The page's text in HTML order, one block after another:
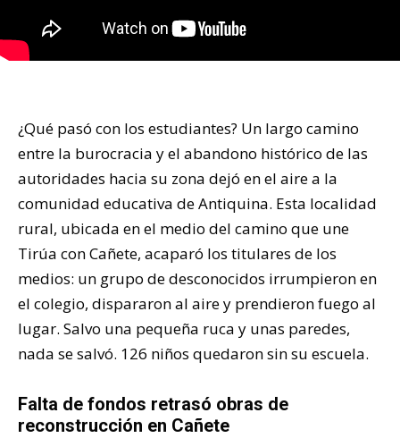
¿Qué pasó con los estudiantes? Un largo camino
entre la burocracia y el abandono histórico de las
autoridades hacia su zona dejó en el aire a la
comunidad educativa de Antiquina. Esta localidad
rural, ubicada en el medio del camino que une
Tirúa con Cañete, acaparó los titulares de los
medios: un grupo de desconocidos irrumpieron en
el colegio, dispararon al aire y prendieron fuego al
lugar. Salvo una pequeña ruca y unas paredes,
nada se salvó. 126 niños quedaron sin su escuela.
Falta de fondos retrasó obras de
reconstrucción en Cañete